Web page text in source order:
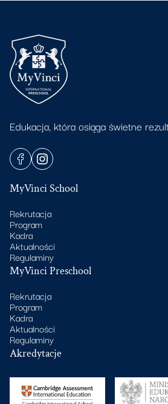
Edukacja, która osiąga świetne
MyVinci School
Rekrutacja
Program
Kadra
Aktualności
Regulaminy
MyVinci Preschool
Rekrutacja
Program
Kadra
Aktualności
Regulaminy
Akredytacje